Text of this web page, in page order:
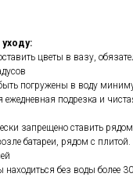
цветы в вазу,
погружены в воду
ежедневная подрезка и
запрещено ставить
батареи, рядом с
без воды более